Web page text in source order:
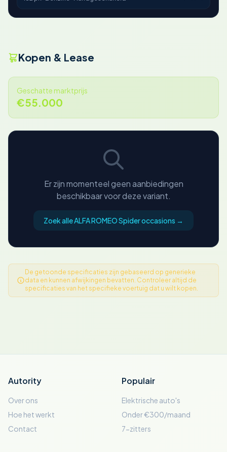
Kopen & Lease
Geschatte marktprijs
€55.000
Er zijn momenteel geen aanbiedingen
beschikbaar voor deze variant.
Zoek alle ALFA ROMEO Spider occasions →
De getoonde specificaties zijn gebaseerd op generieke
data en kunnen afwijkingen bevatten. Controleer altijd de
specificaties van het specifieke voertuig dat u wilt kopen.
Autority
Over ons
Hoe het werkt
Contact
Populair
Elektrische auto's
Onder €300/maand
7-zitters